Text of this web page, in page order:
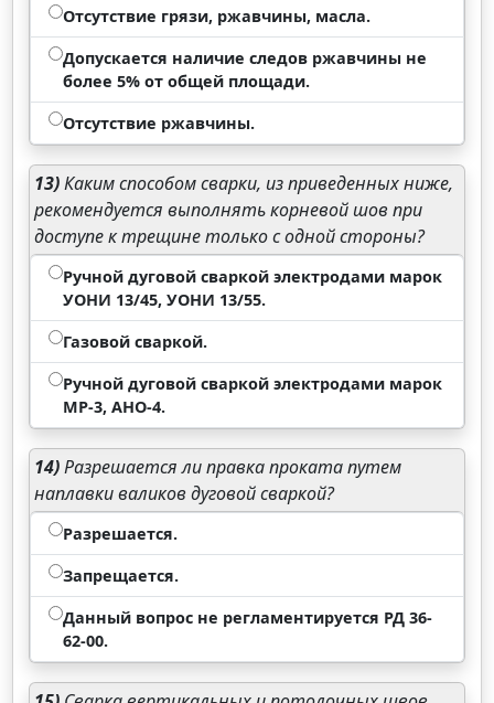
Отсутствие грязи, ржавчины, масла.
Допускается наличие следов ржавчины не
более 5% от общей площади.
Отсутствие ржавчины.
13)Каким способом сварки, из приведенных ниже,
рекомендуется выполнять корневой шов при
доступе к трещине только с одной стороны?
Ручной дуговой сваркой электродами марок
УОНИ 13/45, УОНИ 13/55.
Газовой сваркой.
Ручной дуговой сваркой электродами марок
МР-3, АНО-4.
14)Разрешается ли правка проката путем
наплавки валиков дуговой сваркой?
Разрешается.
Запрещается.
Данный вопрос не регламентируется РД 36-
62-00.